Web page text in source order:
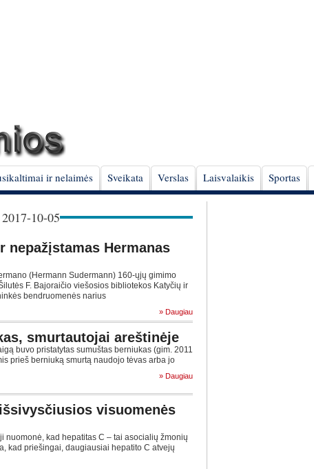
ir nelaimės Sveikata Verslas Laisvalaikis Sportas
10-05
nepažįstamas Hermanas
(Hermann Sudermann) 160-ųjų gimimo
F. Bajoraičio viešosios bibliotekos Katyčių ir
bendruomenės narius
» Daugiau
smurtautojai areštinėje
buvo pristatytas sumuštas berniukas (gim. 2011
prieš berniuką smurtą naudojo tėvas arba jo
» Daugiau
visuomenės
nuomonė, kad hepatitas C – tai asocialių žmonių
kad priešingai, daugiausiai hepatito C atvejų